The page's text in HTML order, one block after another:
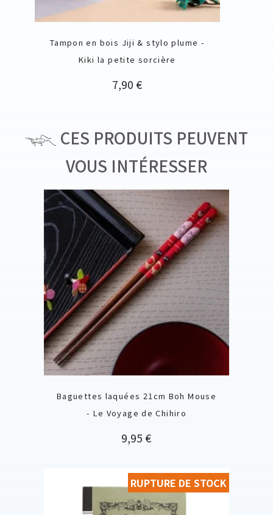
Tampon en bois Jiji & stylo plume -
Kiki la petite sorcière
Prix
7,90 €
CES PRODUITS PEUVENT
VOUS INTÉRESSER
Baguettes laquées 21cm Boh Mouse
- Le Voyage de Chihiro
Prix
9,95 €
RUPTURE DE STOCK